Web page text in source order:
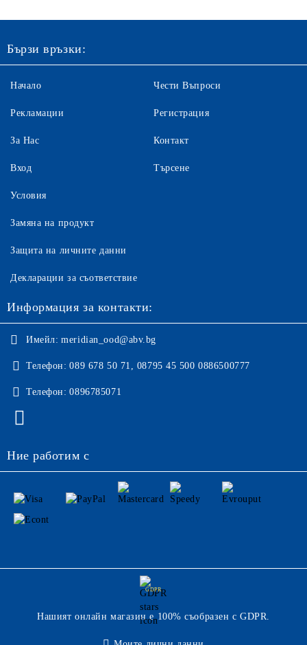
Бързи връзки:
Начало
Рекламации
За Нас
Вход
Чести Въпроси
Регистрация
Контакт
Търсене
Условия
Замяна на продукт
Защита на личните данни
Декларации за съответствие
Информация за контакти:
Имейл: meridian_ood@abv.bg
Телефон: 089 678 50 71, 08795 45 500 0886500777
Телефон: 0896785071
Ние работим с
GDPR
Нашият онлайн магазин е 100% съобразен с GDPR.